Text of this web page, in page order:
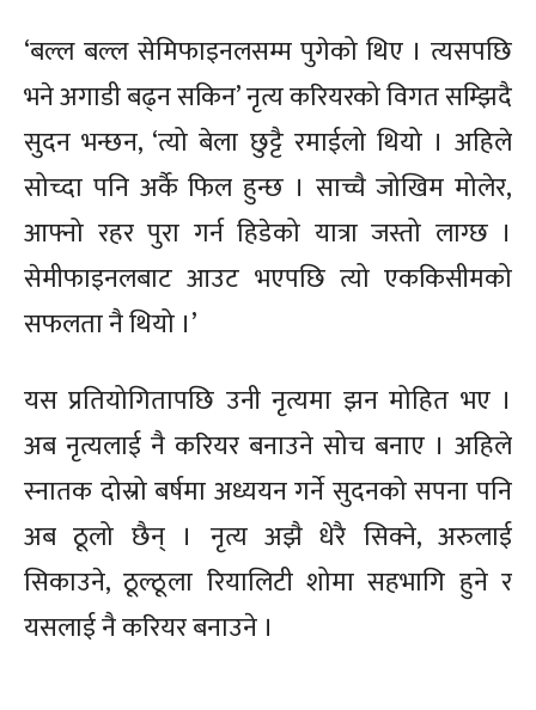
‘बल्ल बल्ल सेमिफाइनलसम्म पुगेको थिए । त्यसपछि
भने अगाडी बढ्न सकिन’ नृत्य करियरको विगत सम्झिदै
सुदन भन्छन, ‘त्यो बेला छुट्टै रमाईलो थियो । अहिले
सोच्दा पनि अर्कै फिल हुन्छ । साच्चै जोखिम मोलेर,
आफ्नो रहर पुरा गर्न हिडेको यात्रा जस्तो लाग्छ ।
सेमीफाइनलबाट आउट भएपछि त्यो एककिसीमको
सफलता नै थियो ।’
यस प्रतियोगितापछि उनी नृत्यमा झन मोहित भए ।
अब नृत्यलाई नै करियर बनाउने सोच बनाए । अहिले
स्नातक दोस्रो बर्षमा अध्ययन गर्ने सुदनको सपना पनि
अब ठूलो छैन् । नृत्य अझै धेरै सिक्ने, अरुलाई
सिकाउने, ठूल्ठूला रियालिटी शोमा सहभागि हुने र
यसलाई नै करियर बनाउने ।